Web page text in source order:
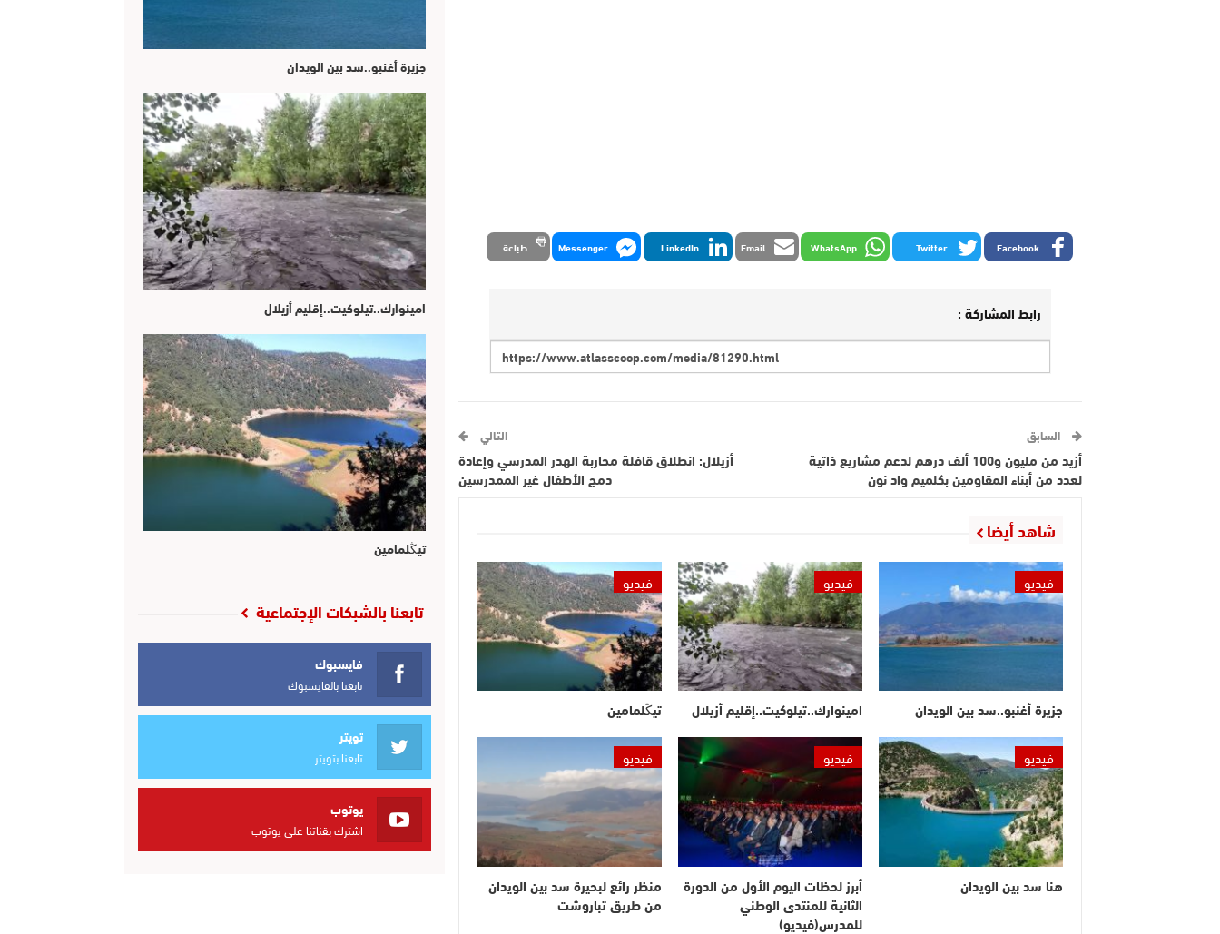
Facebook
Twitter
WhatsApp
Email
LinkedIn
Messenger طباعة
رابط المشاركة :
السابق
أزيد من مليون و100 ألف درهم لدعم مشاريع ذاتية
لعدد من أبناء المقاومين بكلميم واد نون
التالي
أزيلال: انطلاق قافلة محاربة الهدر المدرسي وإعادة
دمج الأطفال غير الممدرسين
شاهد أيضا
فيديو
جزيرة أغنبو..سد بين الويدان
فيديو
امينوارك..تيلوكيت..إقليم أزيلال
فيديو
تيڭلمامين
فيديو
هنا سد بين الويدان
فيديو
أبرز لحظات اليوم الأول من الدورة
الثانية للمنتدى الوطني
للمدرس(فيديو)
فيديو
منظر رائع لبحيرة سد بين الويدان
من طريق تباروشت
جزيرة أغنبو..سد بين الويدان
امينوارك..تيلوكيت..إقليم أزيلال
تيڭلمامين
تابعنا بالشبكات الإجتماعية
فايسبوك
تابعنا بالفايسبوك
تويتر
تابعنا بتويتر
يوتوب
اشترك بقناتنا على يوتوب